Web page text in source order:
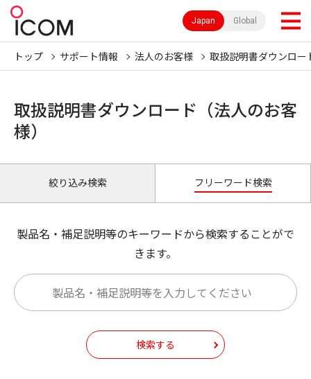
Japan Global
トップ サポート情報 法人のお客様 取扱説明書ダウンロー
取扱説明書ダウンロード（法人のお客
様）
絞り込み検索 フリーワード検索
製品名・補足説明等のキーワードから検索することがで
きます。
検索する